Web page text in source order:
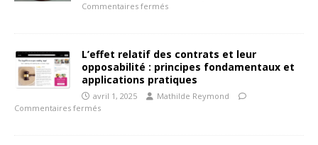
Commentaires fermés
L’effet relatif des contrats et leur
opposabilité : principes fondamentaux et
applications pratiques
avril 1, 2025
Mathilde Reymond
Commentaires fermés